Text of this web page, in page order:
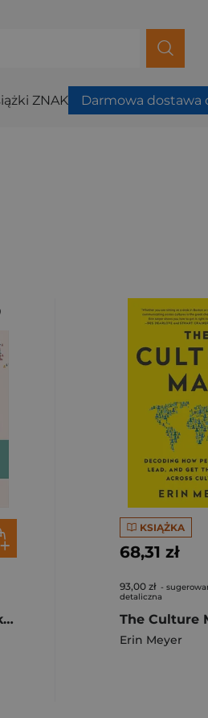
ZNAK Darmowa dostawa
Mapa kulturowa. Jak skutecznie radzić sobie z różnicami kulturowymi w biznesie
KSIĄŻKA
68,31 zł
93,00 zł -
detaliczna
Erin Meyer